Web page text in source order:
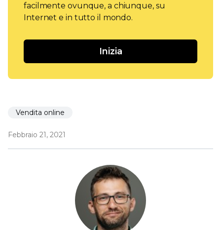
facilmente ovunque, a chiunque, su
Internet e in tutto il mondo.
Inizia
Vendita online
Febbraio 21, 2021